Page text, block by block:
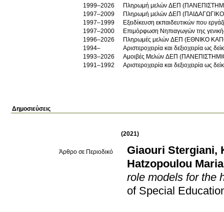
1999–2026
Πληρωμή μελών ΔΕΠ
1997–2009
Πληρωμή μελών ΔΕΠ
1997–1999
Εξειδίκευση εκπαιδευτικών που
1997–2000
Επιμόρφωση Νηπιαγωγών της
1996–2026
Πληρωμές μελών ΔΕΠ (ΕΘΝΙΚΟ
1994–
Αριστεροχειρία και δεξιοχειρία ως
1993–2026
Αμοιβές Μελών ΔΕΠ
1991–1992
Αριστεροχειρία και δεξιοχειρία ως
Δημοσιεύσεις
(2021)
Άρθρο σε Περιοδικό Giaouri Stergiani,
Hatzopoulou
role models for the
of Special